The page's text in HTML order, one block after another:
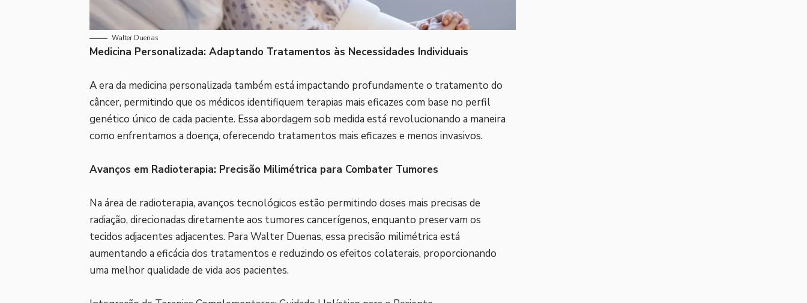
Walter Duenas
Medicina Personalizada: Adaptando Tratamentos às Necessidades Individuais
A era da medicina personalizada também está impactando profundamente o tratamento do
câncer, permitindo que os médicos identifiquem terapias mais eficazes com base no perfil
genético único de cada paciente. Essa abordagem sob medida está revolucionando a maneira
como enfrentamos a doença, oferecendo tratamentos mais eficazes e menos invasivos.
Avanços em Radioterapia: Precisão Milimétrica para Combater Tumores
Na área de radioterapia, avanços tecnológicos estão permitindo doses mais precisas de
radiação, direcionadas diretamente aos tumores cancerígenos, enquanto preservam os
tecidos adjacentes adjacentes. Para Walter Duenas, essa precisão milimétrica está
aumentando a eficácia dos tratamentos e reduzindo os efeitos colaterais, proporcionando
uma melhor qualidade de vida aos pacientes.